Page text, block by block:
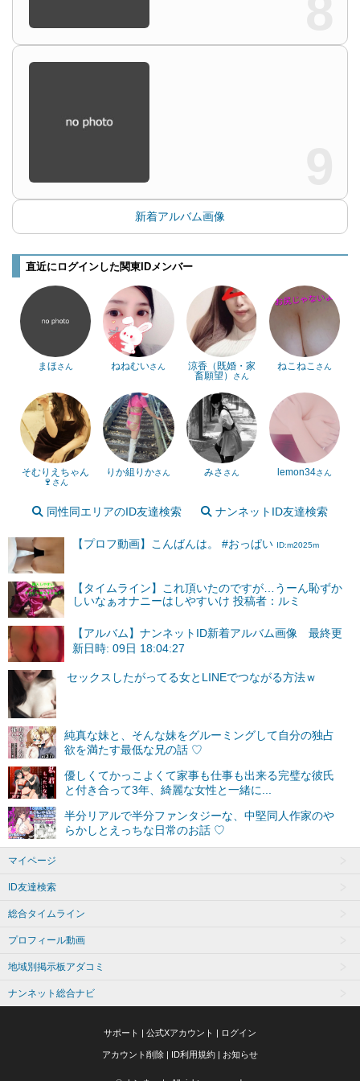
新着アルバム画像
直近にログインした関東IDメンバー
まほさん ねねむいさん
涼香（既婚・家
畜願望）
さん
ねこねこ さん
そむりえちゃん
🍷 さん
りか組りかさん みさ さん lemon34さん
同性同エリアのID友達検索 ナンネットID友達検索
【プロフ動画】こんばんは。 #おっぱい ID:m2025m
【タイムライン】これ頂いたのですが…うーん恥ずか
しいなぁオナニーはしやすいけ 投稿者：ルミ
【アルバム】ナンネットID新着アルバム画像 最終更
新日時: 09日 18:04:27
マイページ
ID友達検索
総合タイムライン
プロフィール動画
地域別掲示板アダコミ
ナンネット総合ナビ
サポート | 公式Xアカウント | ログイン
アカウント削除 | ID利用規約 | お知らせ